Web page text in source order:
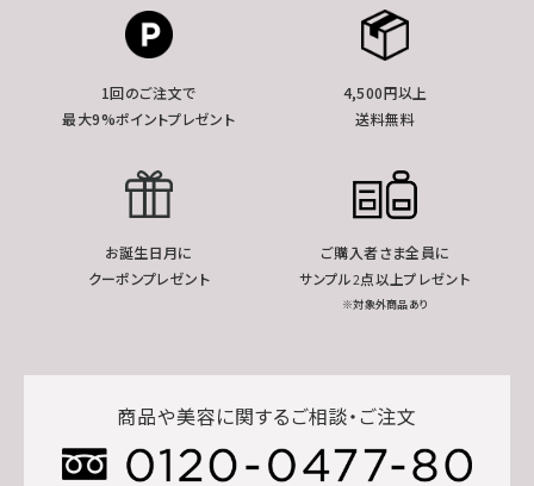
1回のご注文で
最大9%ポイントプレゼント
4,500円以上
送料無料
お誕生日月に
クーポンプレゼント
ご購入者さま全員に
サンプル2点以上プレゼント
※対象外商品あり
商品や美容に関するご相談・ご注文